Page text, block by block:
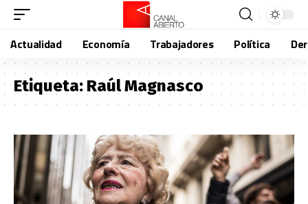
Actualidad Economía Trabajadores Política
Etiqueta:Raúl Magnasco